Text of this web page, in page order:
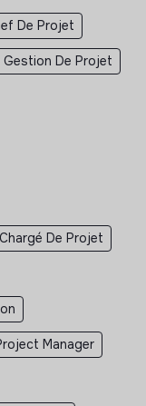
De Projet
Gestion De Projet
De Projet
Manager